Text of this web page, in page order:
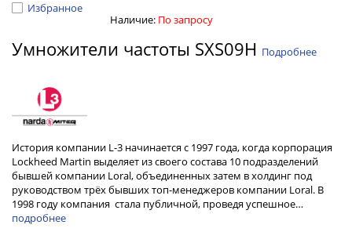
Избранное
Наличие: По запросу
Умножители частоты SXS09H Подробнее
История компании L-3 начинается с 1997 года, когда корпорация
Lockheed Martin выделяет из своего состава 10 подразделений
бывшей компании Loral, объединенных затем в холдинг под
руководством трёх бывших топ-менеджеров компании Loral. В
1998 году компания стала публичной, проведя успешное…
подробнее